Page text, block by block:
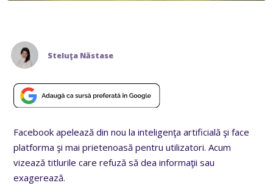
Steluţa Năstase
Facebook apelează din nou la inteligenţa artificială şi face
platforma şi mai prietenoasă pentru utilizatori. Acum
vizează titlurile care refuză să dea informaţii sau
exagerează.